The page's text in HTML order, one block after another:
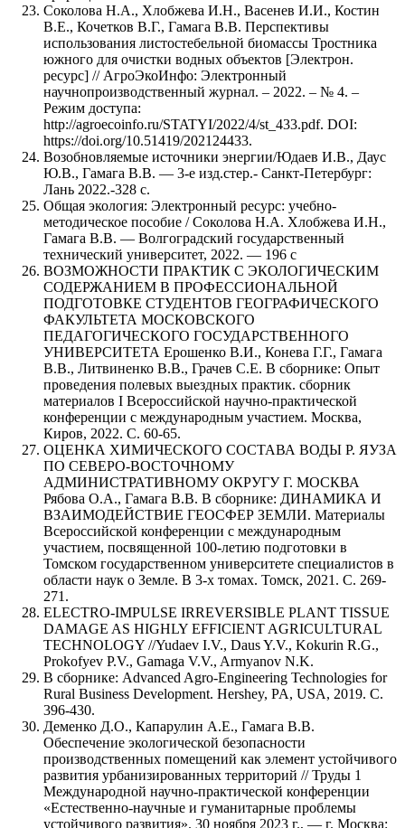
Соколова Н.А., Хлобжева И.Н., Васенев И.И., Костин
В.Е., Кочетков В.Г., Гамага В.В. Перспективы
использования листостебельной биомассы Тростника
южного для очистки водных объектов [Электрон.
ресурс] // АгроЭкоИнфо: Электронный
научнопроизводственный журнал. – 2022. – № 4. –
Режим доступа:
http://agroecoinfo.ru/STATYI/2022/4/st_433.pdf. DOI:
https://doi.org/10.51419/202124433.
Возобновляемые источники энергии/Юдаев И.В., Даус
Ю.В., Гамага В.В. — 3-е изд.стер.- Санкт-Петербург:
Лань 2022.-328 с.
Общая экология: Электронный ресурс: учебно-
методическое пособие / Соколова Н.А. Хлобжева И.Н.,
Гамага В.В. — Волгоградский государственный
технический университет, 2022. — 196 с
ВОЗМОЖНОСТИ ПРАКТИК С ЭКОЛОГИЧЕСКИМ
СОДЕРЖАНИЕМ В ПРОФЕССИОНАЛЬНОЙ
ПОДГОТОВКЕ СТУДЕНТОВ ГЕОГРАФИЧЕСКОГО
ФАКУЛЬТЕТА МОСКОВСКОГО
ПЕДАГОГИЧЕСКОГО ГОСУДАРСТВЕННОГО
УНИВЕРСИТЕТА Ерошенко В.И., Конева Г.Г., Гамага
В.В., Литвиненко В.В., Грачев С.Е. В сборнике: Опыт
проведения полевых выездных практик. сборник
материалов I Всероссийской научно-практической
конференции с международным участием. Москва,
Киров, 2022. С. 60-65.
ОЦЕНКА ХИМИЧЕСКОГО СОСТАВА ВОДЫ Р. ЯУЗА
ПО СЕВЕРО-ВОСТОЧНОМУ
АДМИНИСТРАТИВНОМУ ОКРУГУ Г. МОСКВА
Рябова О.А., Гамага В.В. В сборнике: ДИНАМИКА И
ВЗАИМОДЕЙСТВИЕ ГЕОСФЕР ЗЕМЛИ. Материалы
Всероссийской конференции с международным
участием, посвященной 100-летию подготовки в
Томском государственном университете специалистов в
области наук о Земле. В 3-х томах. Томск, 2021. С. 269-
271.
ELECTRO-IMPULSE IRREVERSIBLE PLANT TISSUE
DAMAGE AS HIGHLY EFFICIENT AGRICULTURAL
TECHNOLOGY //Yudaev I.V., Daus Y.V., Kokurin R.G.,
Prokofyev P.V., Gamaga V.V., Armyanov N.K.
В сборнике: Advanced Agro-Engineering Technologies for
Rural Business Development. Hershey, PA, USA, 2019. С.
396-430.
Деменко Д.О., Капарулин А.Е., Гамага В.В.
Обеспечение экологической безопасности
производственных помещений как элемент устойчивого
развития урбанизированных территорий // Труды 1
Международной научно-практической конференции
«Естественно-научные и гуманитарные проблемы
устойчивого развития». 30 ноября 2023 г., — г. Москва: